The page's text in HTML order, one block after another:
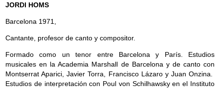
JORDI HOMS
Barcelona 1971,
Cantante, profesor de canto y compositor.
Formado como un tenor entre Barcelona y París. Estudios
musicales en la Academia Marshall de Barcelona y de canto con
Montserrat Aparici, Javier Torra, Francisco Lázaro y Juan Onzina.
Estudios de interpretación con Poul von Schilhawsky en el Instituto